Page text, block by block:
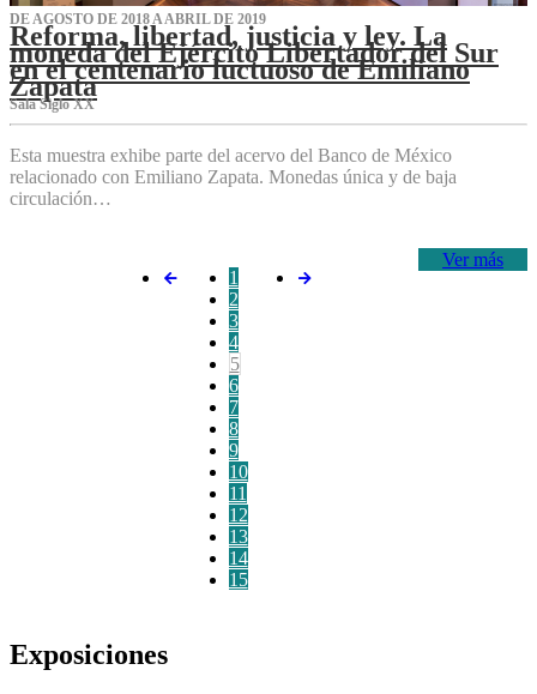
DE AGOSTO DE 2018 A ABRIL DE 2019
Reforma, libertad, justicia y ley. La
moneda del Ejército Libertador del Sur
en el centenario luctuoso de Emiliano
Zapata
Sala Siglo XX
Esta muestra exhibe parte del acervo del Banco de México
relacionado con Emiliano Zapata. Monedas única y de baja
circulación…
Ver más
1
2
3
4
5
6
7
8
9
10
11
12
13
14
15
Exposiciones